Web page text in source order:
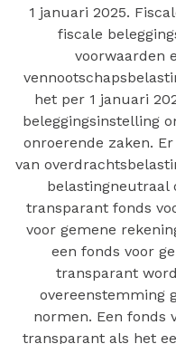
1 januari 2025.
fiscale
voorwaarden
het per 1 januari
beleggingsinstelling
onroerende zaken.
van
belastingneutraal
transparant fonds
voor gemene
een fonds voor
transparant
overeenstemming
normen. Een fonds
transparant als het